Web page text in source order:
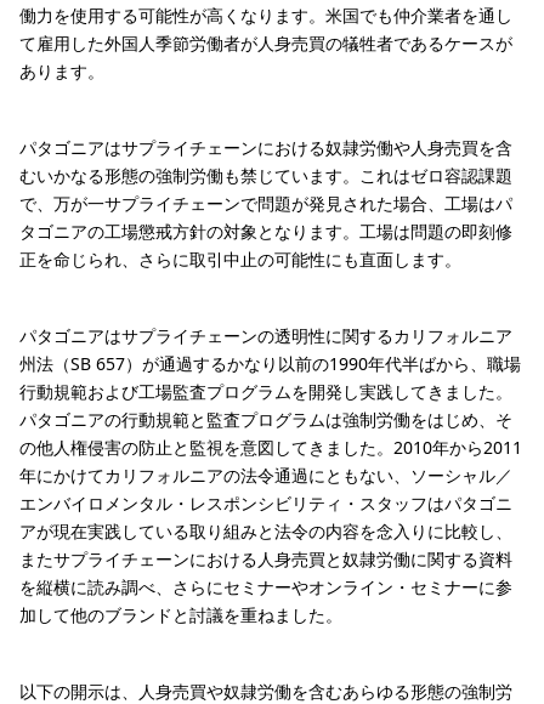
働力を使用する可能性が高くなります。米国でも仲介業者を通し
て雇用した外国人季節労働者が人身売買の犠牲者であるケースが
あります。
パタゴニアはサプライチェーンにおける奴隷労働や人身売買を含
むいかなる形態の強制労働も禁じています。これはゼロ容認課題
で、万が一サプライチェーンで問題が発見された場合、工場はパ
タゴニアの工場懲戒方針の対象となります。工場は問題の即刻修
正を命じられ、さらに取引中止の可能性にも直面します。
パタゴニアはサプライチェーンの透明性に関するカリフォルニア
州法（SB 657）が通過するかなり以前の1990年代半ばから、職場
行動規範および工場監査プログラムを開発し実践してきました。
パタゴニアの行動規範と監査プログラムは強制労働をはじめ、そ
の他人権侵害の防止と監視を意図してきました。2010年から2011
年にかけてカリフォルニアの法令通過にともない、ソーシャル／
エンバイロメンタル・レスポンシビリティ・スタッフはパタゴニ
アが現在実践している取り組みと法令の内容を念入りに比較し、
またサプライチェーンにおける人身売買と奴隷労働に関する資料
を縦横に読み調べ、さらにセミナーやオンライン・セミナーに参
加して他のブランドと討議を重ねました。
以下の開示は、人身売買や奴隷労働を含むあらゆる形態の強制労